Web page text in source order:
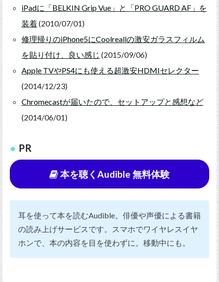
iPadに「BELKIN Grip Vue」と「PRO GUARD AF」を
装着(2010/07/01)
修理帰りのiPhone5にCoolreallの激安ガラスフィルム
を貼り付け、良い感じ (2015/09/06)
Apple TVやPS4にも使える超激安HDMIセレクター
(2014/12/23)
Chromecastが届いたので、セットアップと感想など
(2014/06/01)
PR
本を聴くAudible 無料体験
耳を使って本を読むAudible。俳優や声優による書籍
の読み上げサービスです。スマホでワイヤレスイヤ
ホンで、本の内容を目を使わずに。移動中にも。